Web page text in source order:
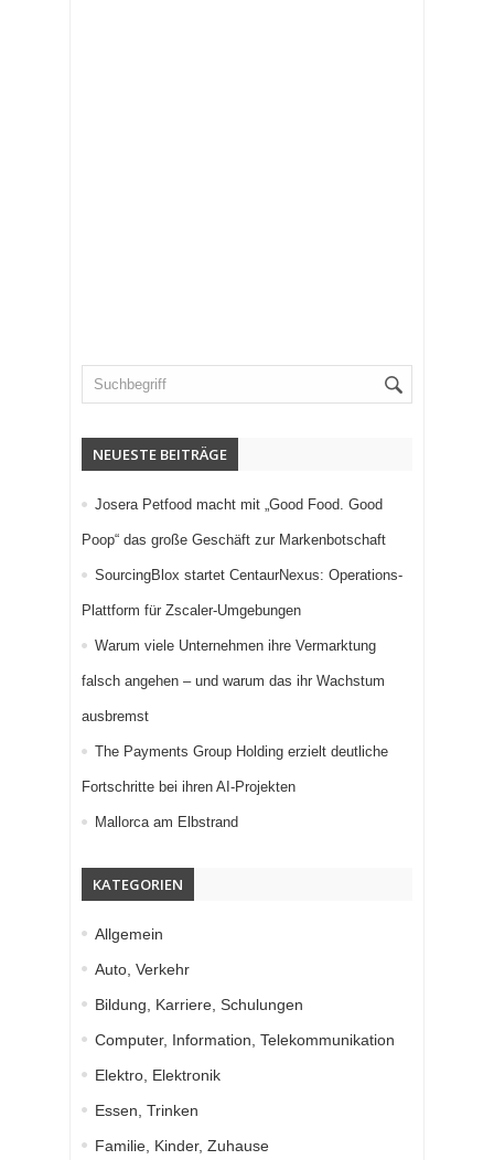
NEUESTE BEITRÄGE
Josera Petfood macht mit „Good Food. Good
Poop“ das große Geschäft zur Markenbotschaft
SourcingBlox startet CentaurNexus: Operations-
Plattform für Zscaler-Umgebungen
Warum viele Unternehmen ihre Vermarktung
falsch angehen – und warum das ihr Wachstum
ausbremst
The Payments Group Holding erzielt deutliche
Fortschritte bei ihren AI-Projekten
Mallorca am Elbstrand
KATEGORIEN
Allgemein
Auto, Verkehr
Bildung, Karriere, Schulungen
Computer, Information, Telekommunikation
Elektro, Elektronik
Essen, Trinken
Familie, Kinder, Zuhause